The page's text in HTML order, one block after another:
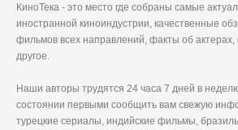
КиноТека - это место где собраны самые
иностранной киноиндустрии, качественные
фильмов всех направлений, факты об актерах,
другое.
Наши авторы трудятся 24 часа 7 дней в
состоянии первыми сообщить вам свежую
турецкие сериалы, индийские фильмы,